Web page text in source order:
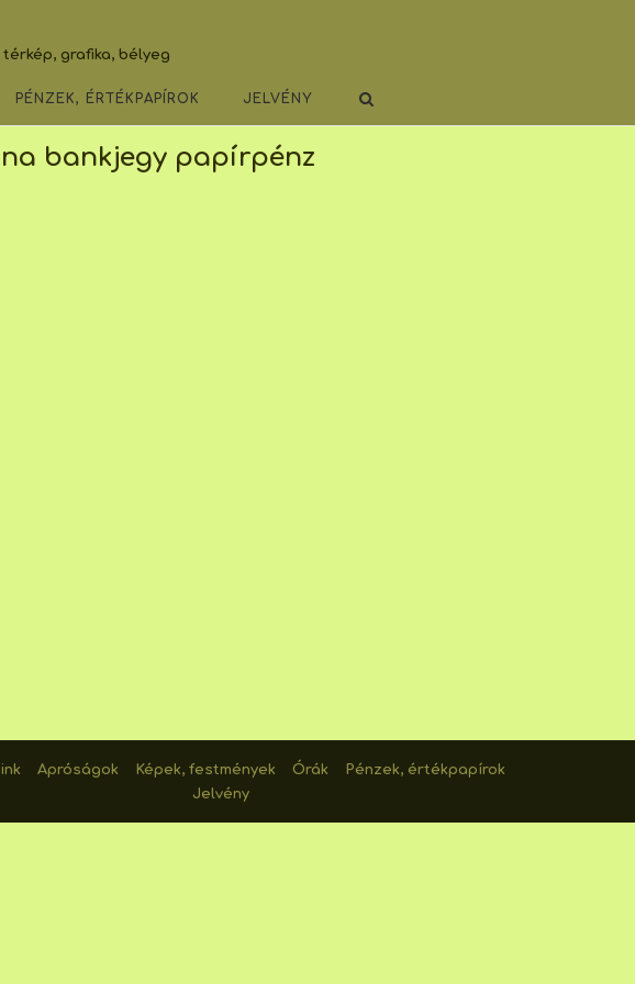
grafika, bélyeg
PÉNZEK, ÉRTÉKPAPÍROK JELVÉNY
bankjegy papírpénz
Apróságok Képek, festmények Órák
Pénzek, értékpapírok
Jelvény